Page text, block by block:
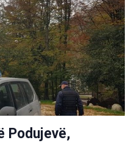
Podujevë,